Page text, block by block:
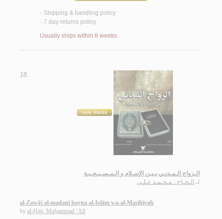
< Shipping & handling policy
< 7 day returns policy
Usually ships within 8 weeks
18.
الـزواج الـمـدنـي بـيـن الإسـلام و الـمـسـيـحـيـة
لـ الـحـاج ، مـحـمـد عـلـي
al-Zawāj al-madanī bayna al-Islām wa-al-Masīḥīyah
by al-Ḥājj, Muḥammad ‘Alī